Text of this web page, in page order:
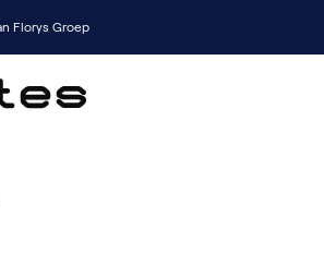
Florys Groep